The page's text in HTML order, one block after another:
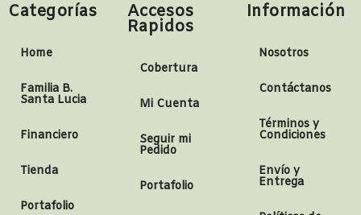
Categorías
Home
Familia B.
Santa Lucia
Financiero
Tienda
Portafolio
Accesos
Rapidos
Cobertura
Mi Cuenta
Seguir mi
Pedido
Portafolio
Información
Nosotros
Contáctanos
Términos y
Condiciones
Envío y
Entrega